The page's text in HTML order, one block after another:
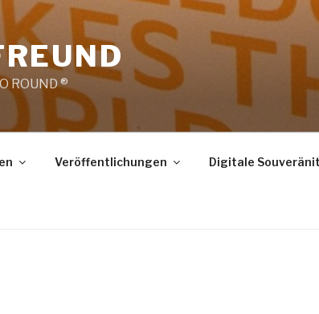
ROUND ®
Veröffentlichungen Digitale